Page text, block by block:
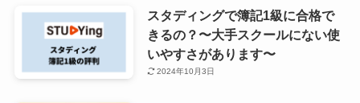
スタディングで簿記1級に合格で
きるの？〜大手スクールにない使
いやすさがあります〜
2024年10月3日